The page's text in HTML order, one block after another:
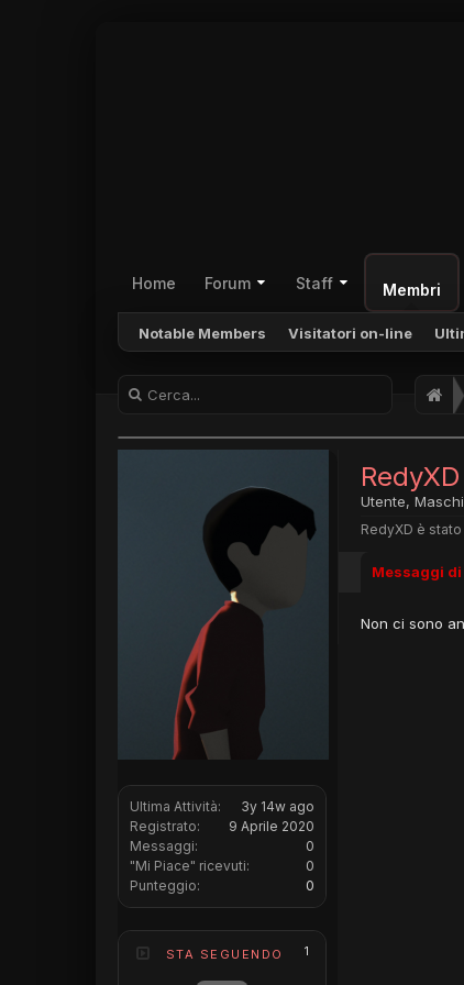
Home Forum Staff Membri
Notable Members Visitatori on-line
Ultima Attività:
3y 14w ago
Registrato:
9 Aprile 2020
Messaggi:
0
"Mi Piace" ricevuti:
0
Punteggio:
0
STA SEGUENDO 1
RedyXD
Utente,
RedyXD è
Messaggi
Non ci sono